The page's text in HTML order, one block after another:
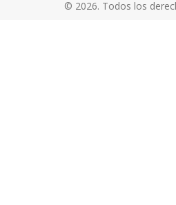
© 2026. Todos los